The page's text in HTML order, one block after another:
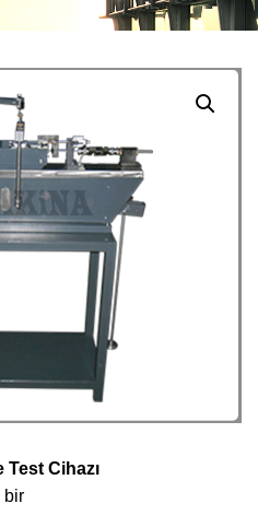
Cihazı
bir